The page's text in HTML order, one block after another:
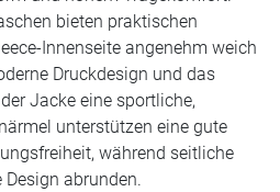
bieten praktischen
Innenseite angenehm weich
Druckdesign und das
Jacke eine sportliche,
unterstützen eine gute
während seitliche
abrunden.